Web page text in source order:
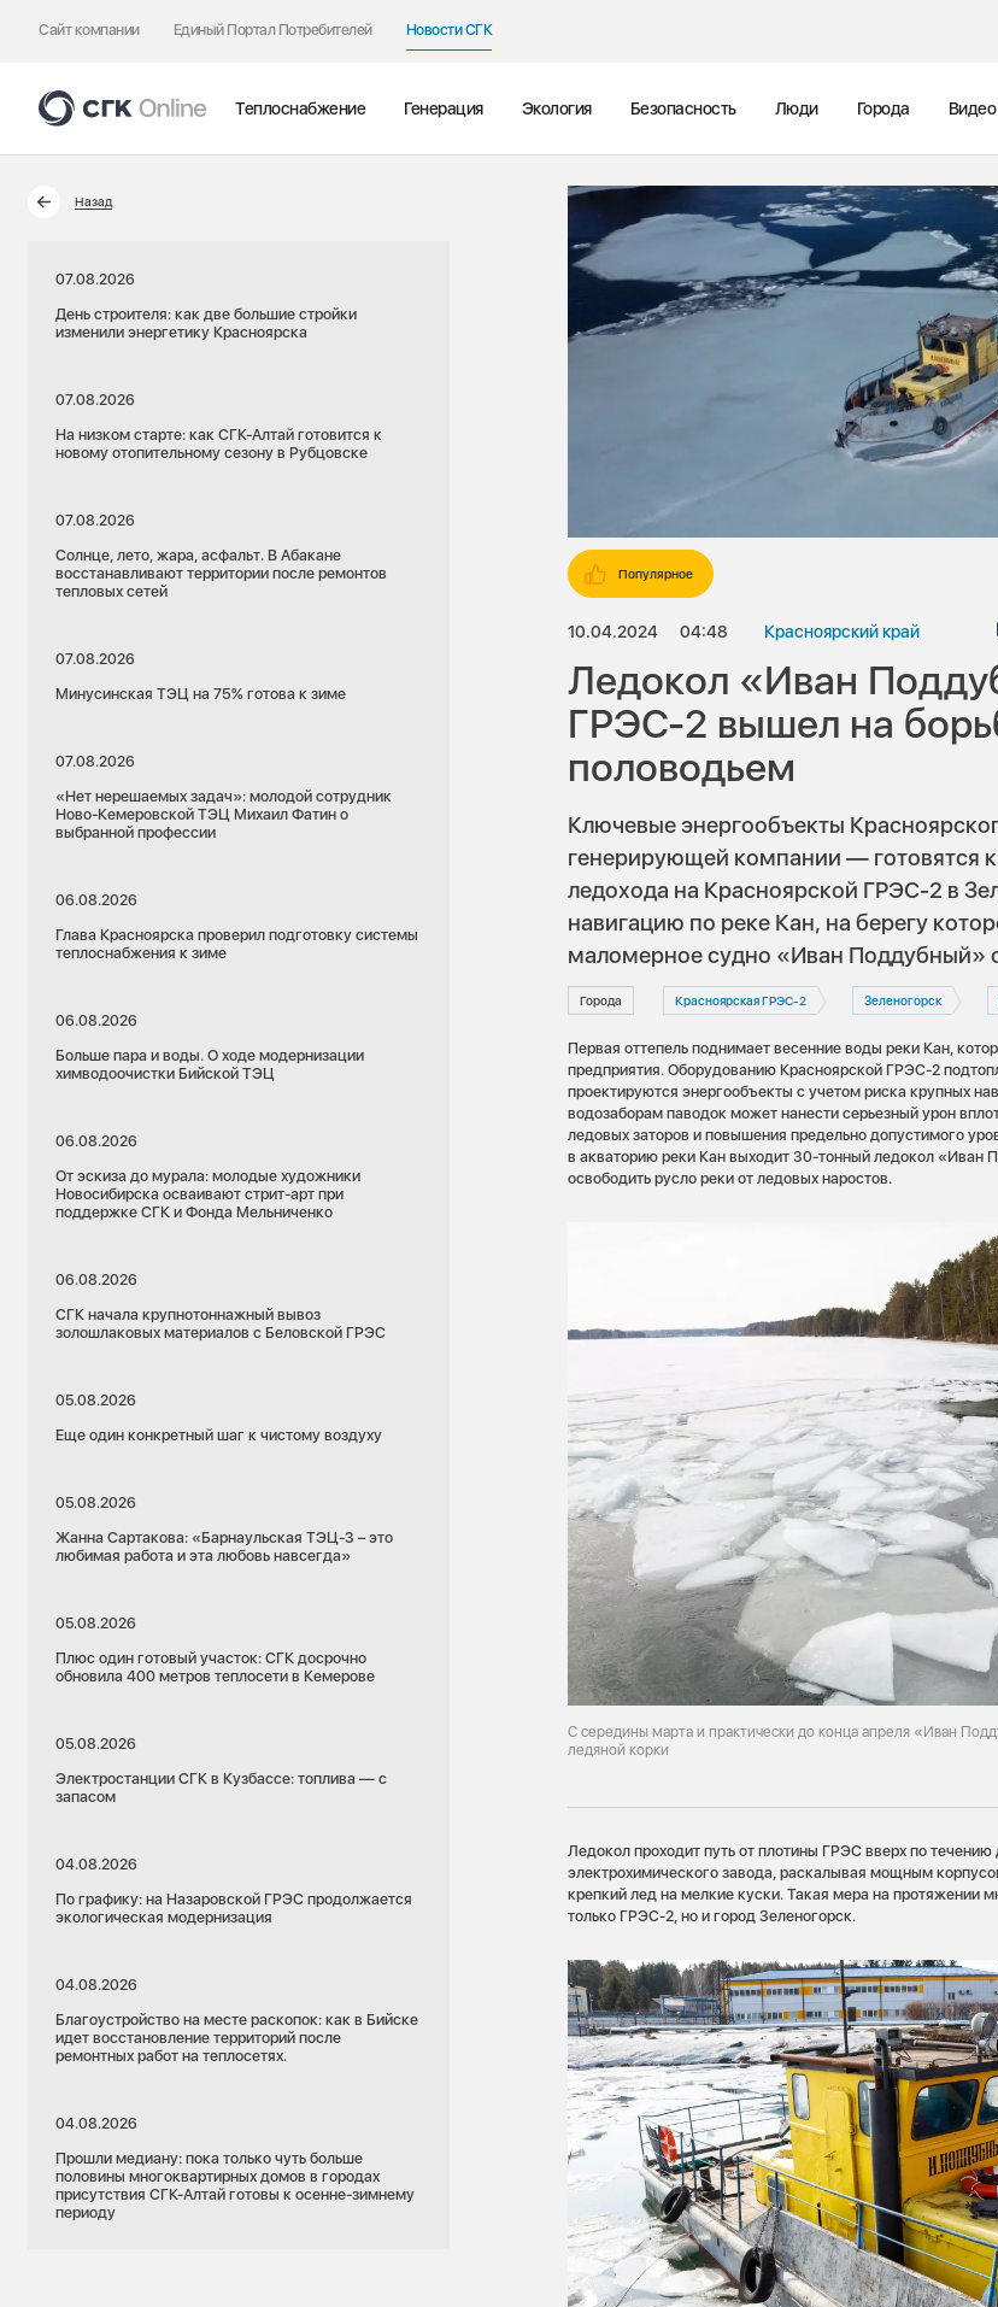
Сайт компании Единый Портал Потребителей Новости СГК
Теплоснабжение Генерация Экология Безопасность Люди Города Видео
Назад
07.08.2026
День строителя: как две большие стройки
изменили энергетику Красноярска
07.08.2026
На низком старте: как СГК-Алтай готовится к
новому отопительному сезону в Рубцовске
07.08.2026
Солнце, лето, жара, асфальт. В Абакане
восстанавливают территории после ремонтов
тепловых сетей
07.08.2026
Минусинская ТЭЦ на 75% готова к зиме
07.08.2026
«Нет нерешаемых задач»: молодой сотрудник
Ново-Кемеровской ТЭЦ Михаил Фатин о
выбранной профессии
06.08.2026
Глава Красноярска проверил подготовку системы
теплоснабжения к зиме
06.08.2026
Больше пара и воды. О ходе модернизации
химводоочистки Бийской ТЭЦ
06.08.2026
От эскиза до мурала: молодые художники
Новосибирска осваивают стрит-арт при
поддержке СГК и Фонда Мельниченко
06.08.2026
СГК начала крупнотоннажный вывоз
золошлаковых материалов с Беловской ГРЭС
05.08.2026
Еще один конкретный шаг к чистому воздуху
05.08.2026
Жанна Сартакова: «Барнаульская ТЭЦ-3 – это
любимая работа и эта любовь навсегда»
05.08.2026
Плюс один готовый участок: СГК досрочно
обновила 400 метров теплосети в Кемерове
05.08.2026
Электростанции СГК в Кузбассе: топлива — с
запасом
04.08.2026
По графику: на Назаровской ГРЭС продолжается
экологическая модернизация
04.08.2026
Благоустройство на месте раскопок: как в Бийске
идет восстановление территорий после
ремонтных работ на теплосетях.
04.08.2026
Прошли медиану: пока только чуть больше
половины многоквартирных домов в городах
присутствия СГК-Алтай готовы к осенне-зимнему
периоду
Популярное
10.04.2024 04:48 Красноярский край
Ледокол «Иван
ГРЭС-2 вышел на
половодьем
Ключевые энергообъекты
генерирующей компании — готовятся
ледохода на Красноярской ГРЭС-2 в
навигацию по реке Кан, на берегу
маломерное судно «Иван Поддубный»
Города Красноярская ГРЭС-2 Зеленогорск
Первая оттепель поднимает весенние воды реки Кан,
предприятия. Оборудованию Красноярской ГРЭС-2
проектируются энергообъекты с учетом риска крупных
водозаборам паводок может нанести серьезный урон
ледовых заторов и повышения предельно допустимого
в акваторию реки Кан выходит 30-тонный ледокол
освободить русло реки от ледовых наростов.
С середины марта и практически до конца апреля «Иван
ледяной корки
Ледокол проходит путь от плотины ГРЭС вверх по
электрохимического завода, раскалывая мощным
крепкий лед на мелкие куски. Такая мера на протяжении
только ГРЭС-2, но и город Зеленогорск.